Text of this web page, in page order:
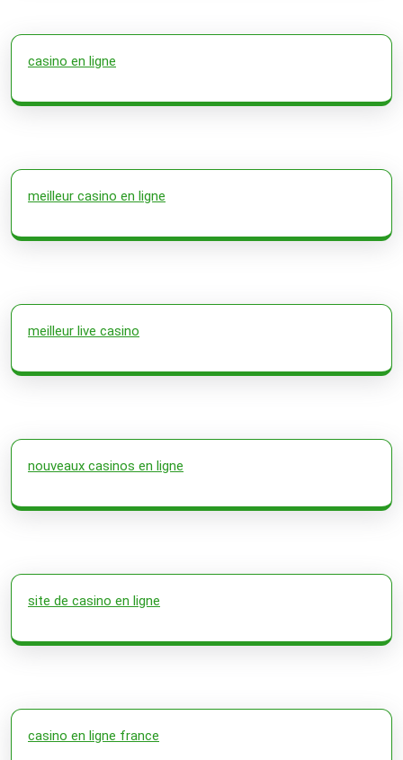
casino en ligne
meilleur casino en ligne
meilleur live casino
nouveaux casinos en ligne
site de casino en ligne
casino en ligne france